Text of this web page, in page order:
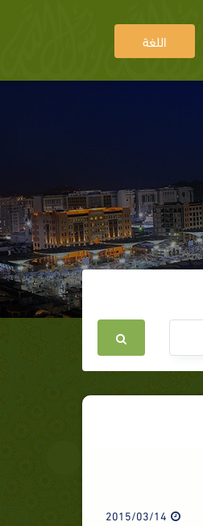
اللغة
2015/03/14